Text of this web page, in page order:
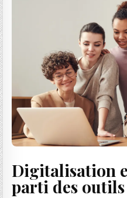
Digitalisation
parti des